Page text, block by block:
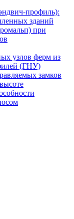
профиль):
зданий
при
узлов ферм из
(ГНУ)
замков